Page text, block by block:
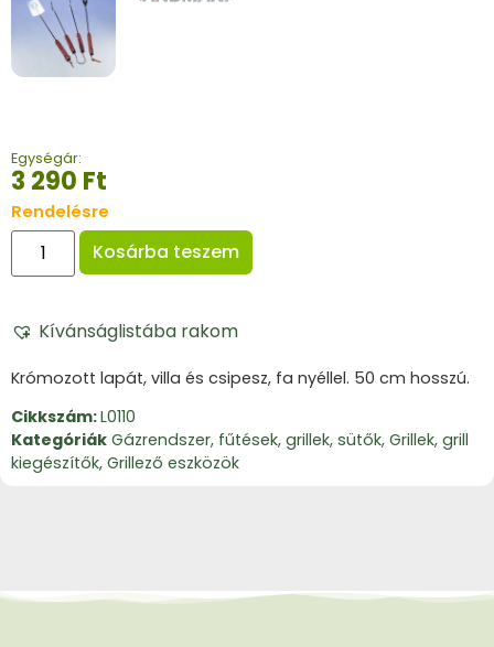
Egységár:
3 290 Ft
Rendelésre
Kosárba teszem
Kívánságlistába rakom
Krómozott lapát, villa és csipesz, fa nyéllel. 50 cm hosszú.
Cikkszám:L0110
Kategóriák Gázrendszer, fűtések, grillek, sütők, Grillek, grill
kiegészítők, Grillező eszközök